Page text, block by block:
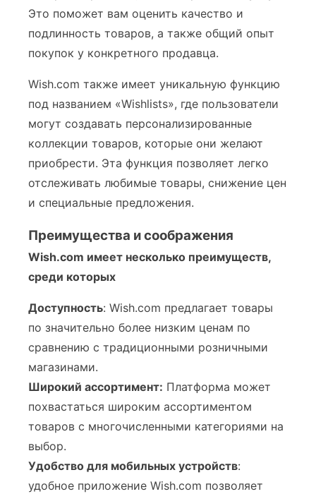
Это поможет вам оценить качество и
подлинность товаров, а также общий опыт
покупок у конкретного продавца.
Wish.com также имеет уникальную функцию
под названием «Wishlists», где пользователи
могут создавать персонализированные
коллекции товаров, которые они желают
приобрести. Эта функция позволяет легко
отслеживать любимые товары, снижение цен
и специальные предложения.
Преимущества и соображения
Wish.com имеет несколько преимуществ,
среди которых
Доступность: Wish.com предлагает товары
по значительно более низким ценам по
сравнению с традиционными розничными
магазинами.
Широкий ассортимент: Платформа может
похвастаться широким ассортиментом
товаров с многочисленными категориями на
выбор.
Удобство для мобильных устройств:
удобное приложение Wish.com позволяет